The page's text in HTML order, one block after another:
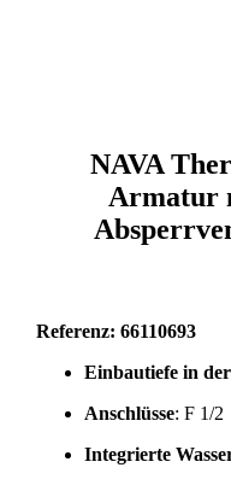
NAVA
Armatur
Referenz: 66110693
Einbautiefe in
Anschlüsse: F 1/2
Integrierte